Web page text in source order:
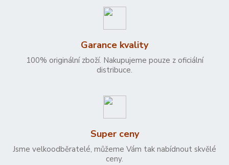
Garance kvality
100% originální zboží. Nakupujeme pouze z oficiální
distribuce.
Super ceny
Jsme velkoodběratelé, můžeme Vám tak nabídnout skvělé
ceny.